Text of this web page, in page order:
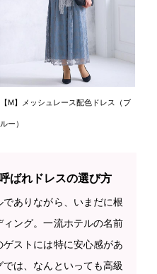
【M】メッシュレース配色ドレス（ブ
ルー）
ばれドレスの選び方
ありながら、いまだに根
ング。一流ホテルの名前
ストには特に安心感があ
は、なんといっても高級